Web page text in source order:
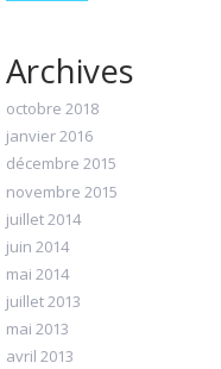
Archives
octobre 2018
janvier 2016
décembre 2015
novembre 2015
juillet 2014
juin 2014
mai 2014
juillet 2013
mai 2013
avril 2013